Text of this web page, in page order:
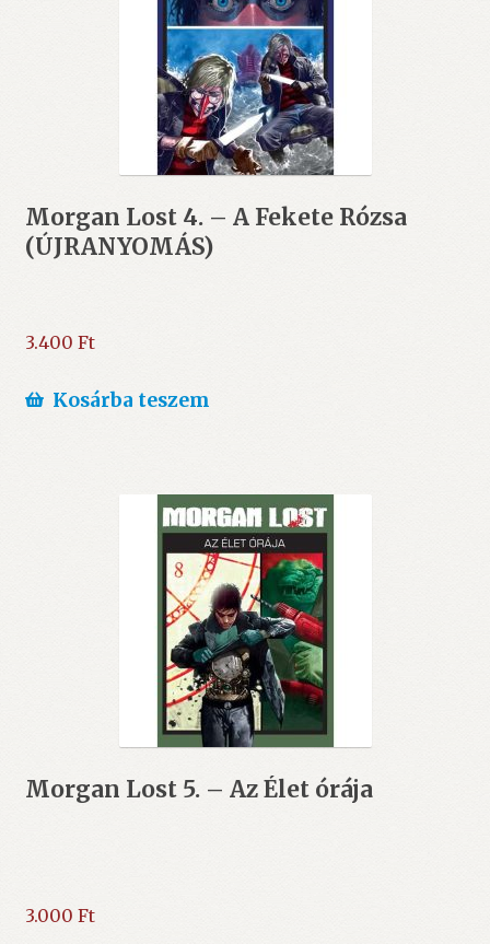
Morgan Lost 4. – A Fekete Rózsa
(ÚJRANYOMÁS)
3.400 Ft
Kosárba teszem
Morgan Lost 5. – Az Élet órája
3.000 Ft